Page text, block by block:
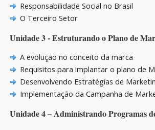
Responsabilidade Social no Brasil
O Terceiro Setor
Unidade 3 - Estruturando o Plano de
A evolução no conceito da marca
Requisitos para implantar o plano de
Desenvolvendo Estratégias de
Implementação da Campanha de
Unidade 4 – Administrando Programas